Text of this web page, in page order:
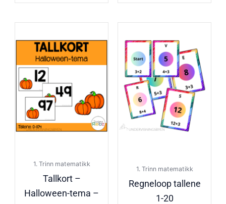
1. Trinn matematikk
Tallkort –
Halloween-tema –
1. Trinn matematikk
Regneloop tallene
1-20